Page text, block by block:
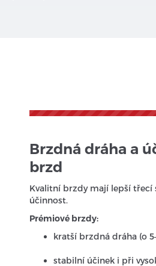
Brzdná dráha a
brzd
Kvalitní brzdy mají lepší třecí
účinnost.
Prémiové brzdy:
kratší brzdná dráha (o
stabilní účinek i při